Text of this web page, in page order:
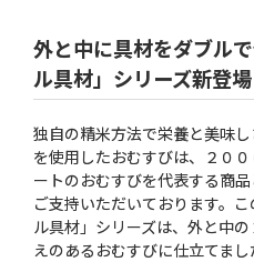
外と中に具材をダブル
ル具材」シリーズ新登場
独自の精米方法で栄養と美味し
を使用したおむすびは、２０
ートのおむすびを代表する商
ご支持いただいております。
ル具材」シリーズは、外と中
えのあるおむすびに仕立てまし